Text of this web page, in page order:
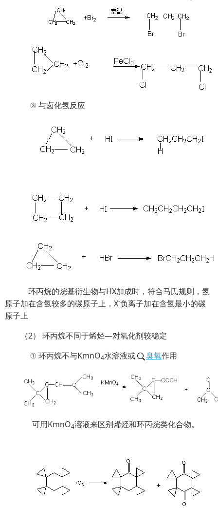
③ 与卤化氢反应
环丙烷的烷基衍生物与HX加成时，符合马氏规则，氢
原子加在含氢较多的碳原子上，X-负离子加在含氢最小的碳
原子上
（2） 环丙烷不同于烯烃—对氧化剂较稳定
① 环丙烷不与KmnO4水溶液或 臭氧作用
可用KmnO4溶液来区别烯烃和环丙烷类化合物。